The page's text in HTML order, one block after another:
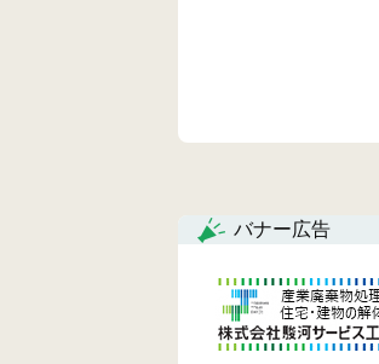
バナー広告